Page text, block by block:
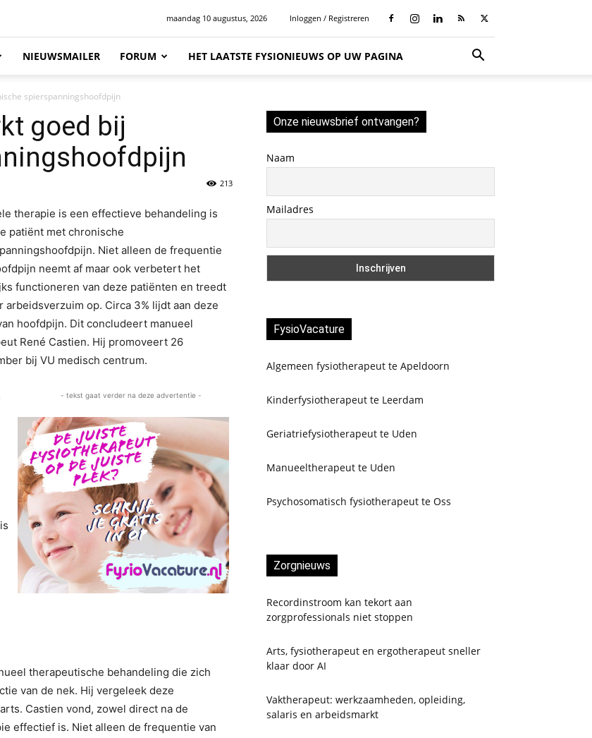
maandag 10 augustus, 2026 Inloggen / Registreren
NIEUWSMAILER FORUM HET LAATSTE FYSIONIEUWS OP UW PAGINA
spierspanningshoofdpijn
goed bij
213
therapie is een effectieve behandeling is
patiënt met chronische
Niet alleen de frequentie
neemt af maar ook verbetert het
functioneren van deze patiënten en treedt
arbeidsverzuim op. Circa 3% lijdt aan deze
hoofdpijn. Dit concludeert manueel
René Castien. Hij promoveert 26
bij VU medisch centrum.
- tekst gaat verder na deze advertentie -
therapeutische behandeling die zich
van de nek. Hij vergeleek deze
Castien vond, zowel direct na de
effectief is. Niet alleen de frequentie van
Onze nieuwsbrief ontvangen?
Naam
Mailadres
FysioVacature
Algemeen fysiotherapeut te Apeldoorn
Kinderfysiotherapeut te Leerdam
Geriatriefysiotherapeut te Uden
Manueeltherapeut te Uden
Psychosomatisch fysiotherapeut te Oss
Zorgnieuws
Recordinstroom kan tekort aan
zorgprofessionals niet stoppen
Arts, fysiotherapeut en ergotherapeut sneller
klaar door AI
Vaktherapeut: werkzaamheden, opleiding,
salaris en arbeidsmarkt